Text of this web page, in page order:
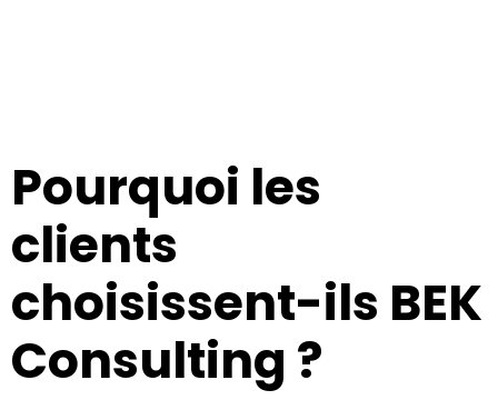
Pourquoi les
clients
choisissent-ils BEK
Consulting ?